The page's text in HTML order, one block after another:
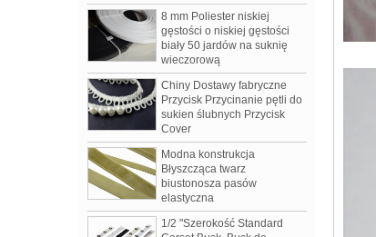
biały 50 jardów na suknię
wieczorową
Chiny Dostawy fabryczne
Przycisk Przycinanie pętli do
sukien ślubnych Przycisk
Cover
Modna konstrukcja
Błyszcząca twarz
biustonosza pasów
elastyczna
1/2 "Szerokość Standard
Corset Busk, Busk do
zamykania przedniej części
gorset
Odzież damska jesień / zima 2019
3 najczęściej dyskutowane o serialach sezonu
1.Tomo Koizumi
3.Prada